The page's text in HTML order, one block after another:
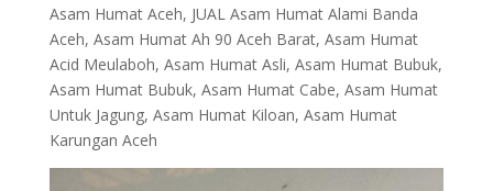
Asam Humat Aceh, JUAL Asam Humat Alami Banda
Aceh, Asam Humat Ah 90 Aceh Barat, Asam Humat
Acid Meulaboh, Asam Humat Asli, Asam Humat Bubuk,
Asam Humat Bubuk, Asam Humat Cabe, Asam Humat
Untuk Jagung, Asam Humat Kiloan, Asam Humat
Karungan Aceh